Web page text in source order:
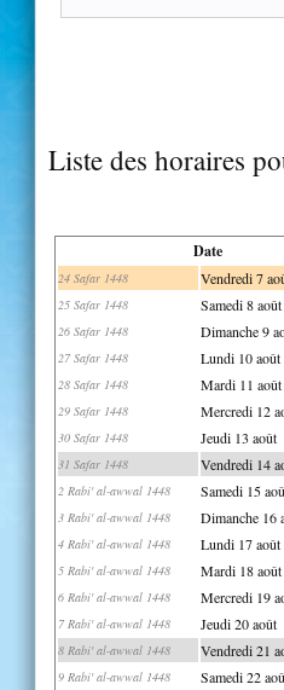
Liste des horaires
Date
24 Safar 1448 Vendredi 7
25 Safar 1448 Samedi 8 août
26 Safar 1448 Dimanche 9
27 Safar 1448 Lundi 10 août
28 Safar 1448 Mardi 11 août
29 Safar 1448 Mercredi 12
30 Safar 1448 Jeudi 13 août
31 Safar 1448 Vendredi 14
2 Rabi' al-awwal 1448 Samedi 15
3 Rabi' al-awwal 1448 Dimanche 16
4 Rabi' al-awwal 1448 Lundi 17 août
5 Rabi' al-awwal 1448 Mardi 18 août
6 Rabi' al-awwal 1448 Mercredi 19
7 Rabi' al-awwal 1448 Jeudi 20 août
8 Rabi' al-awwal 1448 Vendredi 21
9 Rabi' al-awwal 1448 Samedi 22